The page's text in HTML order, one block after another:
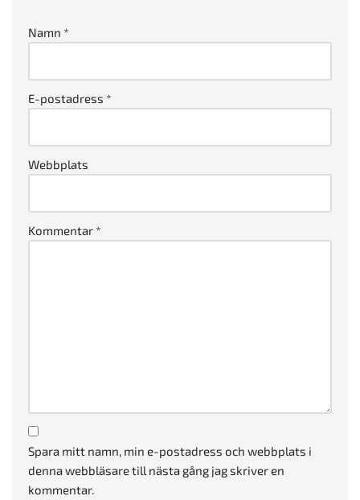
Namn *
E-postadress *
Webbplats
Kommentar *
Spara mitt namn, min e-postadress och webbplats i
denna webbläsare till nästa gång jag skriver en
kommentar.